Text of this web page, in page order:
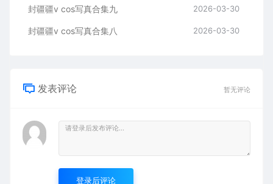
封疆疆v cos写真合集九 2026-03-30
封疆疆v cos写真合集八 2026-03-30
发表评论 暂无评论
登录后评论